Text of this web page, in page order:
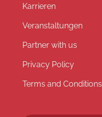
Karrieren
Veranstaltungen
Partner with us
Privacy Policy
Terms and Conditions